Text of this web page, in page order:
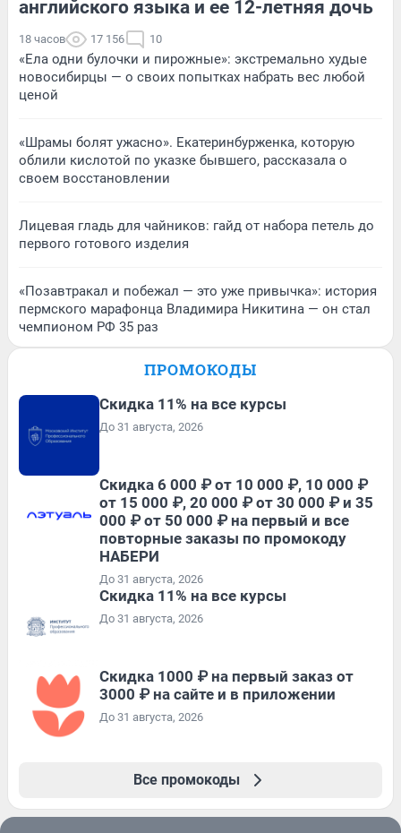
английского языка и ее 12-летняя дочь
18 часов 17 156 10
«Ела одни булочки и пирожные»: экстремально худые
новосибирцы — о своих попытках набрать вес любой
ценой
«Шрамы болят ужасно». Екатеринбурженка, которую
облили кислотой по указке бывшего, рассказала о
своем восстановлении
Лицевая гладь для чайников: гайд от набора петель до
первого готового изделия
«Позавтракал и побежал — это уже привычка»: история
пермского марафонца Владимира Никитина — он стал
чемпионом РФ 35 раз
ПРОМОКОДЫ
Скидка 11% на все курсы
До 31 августа, 2026
Скидка 6 000 ₽ от 10 000 ₽, 10 000 ₽
от 15 000 ₽, 20 000 ₽ от 30 000 ₽ и 35
000 ₽ от 50 000 ₽ на первый и все
повторные заказы по промокоду
НАБЕРИ
До 31 августа, 2026
Скидка 11% на все курсы
До 31 августа, 2026
Скидка 1000 ₽ на первый заказ от
3000 ₽ на сайте и в приложении
До 31 августа, 2026
Все промокоды